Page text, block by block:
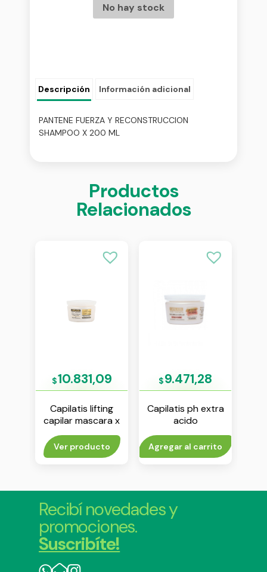
No hay stock
Descripción Información adicional
PANTENE FUERZA Y RECONSTRUCCION
SHAMPOO X 200 ML
Productos
Relacionados
$10.831,09
Capilatis lifting
capilar mascara x
170 ml
Ver producto
$9.471,28
Capilatis ph extra
acido
acondicionador x
170 ml
Agregar al carrito
Recibí novedades y
promociones.
Suscribíte!